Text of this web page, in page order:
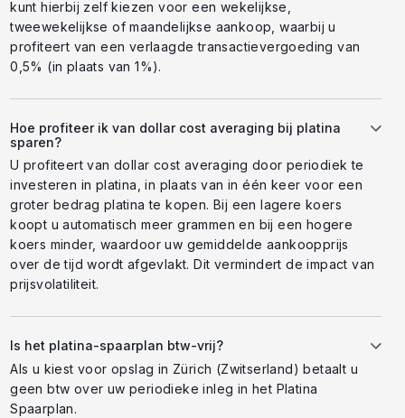
kunt hierbij zelf kiezen voor een wekelijkse,
tweewekelijkse of maandelijkse aankoop, waarbij u
profiteert van een verlaagde transactievergoeding van
0,5% (in plaats van 1%).
Hoe profiteer ik van dollar cost averaging bij platina
sparen?
U profiteert van dollar cost averaging door periodiek te
investeren in platina, in plaats van in één keer voor een
groter bedrag platina te kopen. Bij een lagere koers
koopt u automatisch meer grammen en bij een hogere
koers minder, waardoor uw gemiddelde aankoopprijs
over de tijd wordt afgevlakt. Dit vermindert de impact van
prijsvolatiliteit.
Is het platina-spaarplan btw-vrij?
Als u kiest voor opslag in Zürich (Zwitserland) betaalt u
geen btw over uw periodieke inleg in het Platina
Spaarplan.